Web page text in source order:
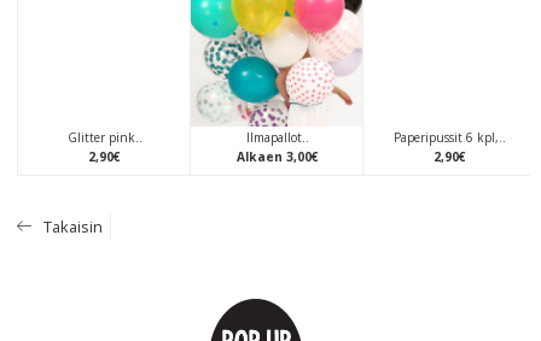
Glitter pink..
2,90€
Ilmapallot..
Alkaen 3,00€
Paperipussit 6 kpl,..
2,90€
Takaisin